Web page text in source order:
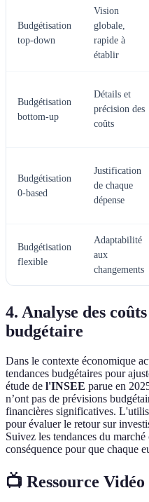
Budgétisation
top-down
Vision
globale,
rapide à
établir
Budgétisation
bottom-up
Détails et
précision des
coûts
Budgétisation
0-based
Justification
de chaque
dépense
Budgétisation
flexible
Adaptabilité
aux
changements
4. Analyse des
budgétaire
Dans le contexte économique
tendances budgétaires pour
étude de l'INSEE parue en
n’ont pas de prévisions
financières significatives.
pour évaluer le retour sur
Suivez les tendances du
conséquence pour que chaque
📺 Ressource Vidéo